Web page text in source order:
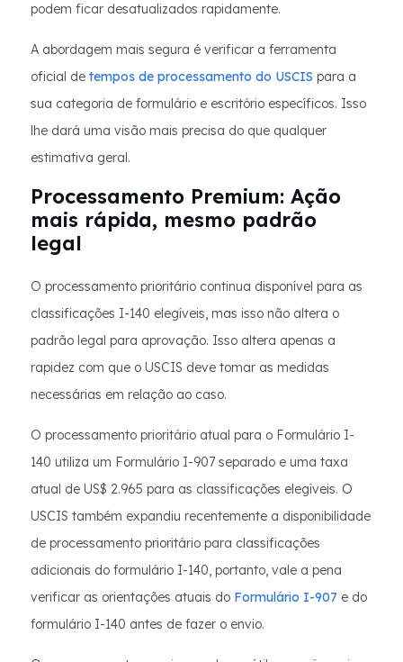
podem ficar desatualizados rapidamente.
A abordagem mais segura é verificar a ferramenta
oficial de tempos de processamento do USCIS para a
sua categoria de formulário e escritório específicos. Isso
lhe dará uma visão mais precisa do que qualquer
estimativa geral.
Processamento Premium: Ação
mais rápida, mesmo padrão
legal
O processamento prioritário continua disponível para as
classificações I-140 elegíveis, mas isso não altera o
padrão legal para aprovação. Isso altera apenas a
rapidez com que o USCIS deve tomar as medidas
necessárias em relação ao caso.
O processamento prioritário atual para o Formulário I-
140 utiliza um Formulário I-907 separado e uma taxa
atual de US$ 2.965 para as classificações elegíveis. O
USCIS também expandiu recentemente a disponibilidade
de processamento prioritário para classificações
adicionais do formulário I-140, portanto, vale a pena
verificar as orientações atuais do Formulário I-907 e do
formulário I-140 antes de fazer o envio.